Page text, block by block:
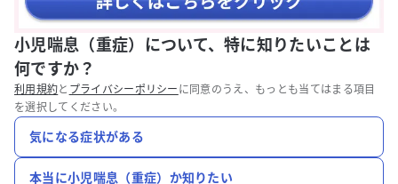
小児喘息（重症）について、特に知りたいことは
何ですか？
利用規約と プライバシーポリシー に同意のうえ、もっとも当てはまる項目
を選択してください。
気になる症状がある
本当に小児喘息（重症）か知りたい